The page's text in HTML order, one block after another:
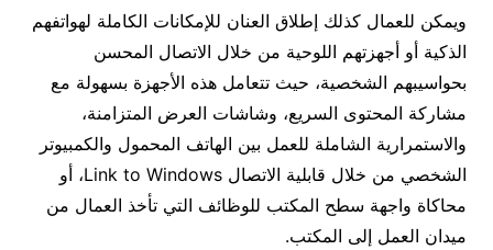
ويمكن للعمال كذلك إطلاق العنان للإمكانات الكاملة لهواتفهم
الذكية أو أجهزتهم اللوحية من خلال الاتصال المحسن
بحواسيبهم الشخصية، حيث تتعامل هذه الأجهزة بسهولة مع
مشاركة المحتوى السريع، وشاشات العرض المتزامنة،
والاستمرارية الشاملة للعمل بين الهاتف المحمول والكمبيوتر
الشخصي من خلال قابلية الاتصال Link to Windows، أو
محاكاة واجهة سطح المكتب للوظائف التي تأخذ العمال من
ميدان العمل إلى المكتب.